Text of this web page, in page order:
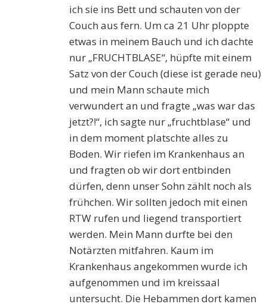
ich sie ins Bett und schauten von der
Couch aus fern. Um ca 21 Uhr ploppte
etwas in meinem Bauch und ich dachte
nur „FRUCHTBLASE“, hüpfte mit einem
Satz von der Couch (diese ist gerade neu)
und mein Mann schaute mich
verwundert an und fragte „was war das
jetzt?!“, ich sagte nur „fruchtblase“ und
in dem moment platschte alles zu
Boden. Wir riefen im Krankenhaus an
und fragten ob wir dort entbinden
dürfen, denn unser Sohn zählt noch als
frühchen. Wir sollten jedoch mit einen
RTW rufen und liegend transportiert
werden. Mein Mann durfte bei den
Notärzten mitfahren. Kaum im
Krankenhaus angekommen wurde ich
aufgenommen und im kreissaal
untersucht. Die Hebammen dort kamen